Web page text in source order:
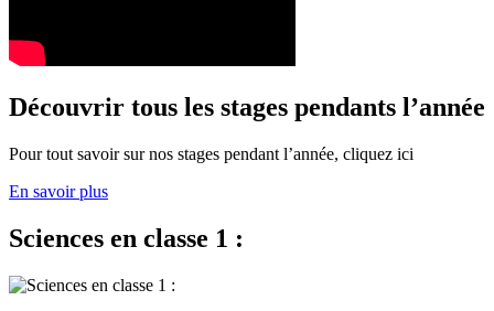
Découvrir tous les stages pendants l’année
Pour tout savoir sur nos stages pendant l’année, cliquez ici
En savoir plus
Sciences en classe 1 :